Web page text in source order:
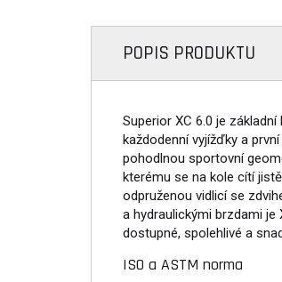
POPIS PRODUKTU
Superior XC 6.0 je
každodenní vyjížďky a
pohodlnou sportovní
kterému se na kole cítí
odpruženou vidlicí se
a hydraulickými brzdami je
dostupné, spolehlivé a
ISO a ASTM norma